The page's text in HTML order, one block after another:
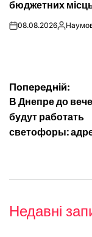
бюджетних
on08.08.2026
записів
Попередній:
В Днепре до
будут работать
светофоры:
Недавні